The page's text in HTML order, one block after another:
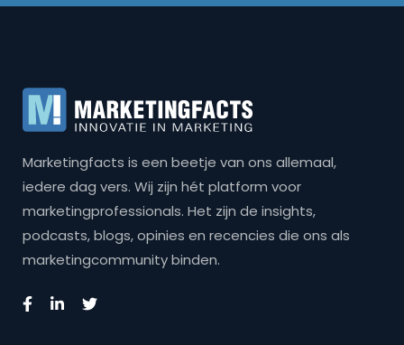
Marketingfacts is een beetje van ons allemaal,
iedere dag vers. Wij zijn hét platform voor
marketingprofessionals. Het zijn de insights,
podcasts, blogs, opinies en recencies die ons als
marketingcommunity binden.